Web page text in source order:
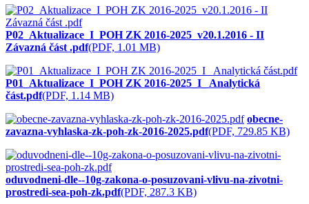
P02_Aktualizace_I_POH ZK 2016-2025_v20.1.2016 - II
Závazná část .pdf(PDF, 1.01 MB)
P01_Aktualizace_I_POH ZK 2016-2025_I_ Analytická
část.pdf(PDF, 1.14 MB)
obecne-
zavazna-vyhlaska-zk-poh-zk-2016-2025.pdf(PDF, 729.85 KB)
oduvodneni-dle--10g-zakona-o-posuzovani-vlivu-na-zivotni-
prostredi-sea-poh-zk.pdf(PDF, 287.3 KB)